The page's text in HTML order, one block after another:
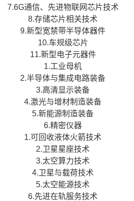
7.6G通信、先进物联网芯片技术
8.存储芯片相关技术
9.新型宽禁带半导体器件
10.车规级芯片
11.新型电子元器件
1.工业母机
2.半导体与集成电路装备
3.高清显示装备
4.激光与增材制造装备
5.新能源制造装备
6.精密仪器
1.可回收液体火箭技术
2.卫星星座技术
3.太空算力技术
4.卫星与载荷技术
5.太空能源技术
6.先进在轨服务技术